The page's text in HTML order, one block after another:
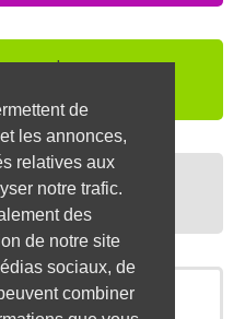
de
les annonces,
relatives aux
notre trafic.
des
de notre site
sociaux, de
combiner
recruteurs,
CV